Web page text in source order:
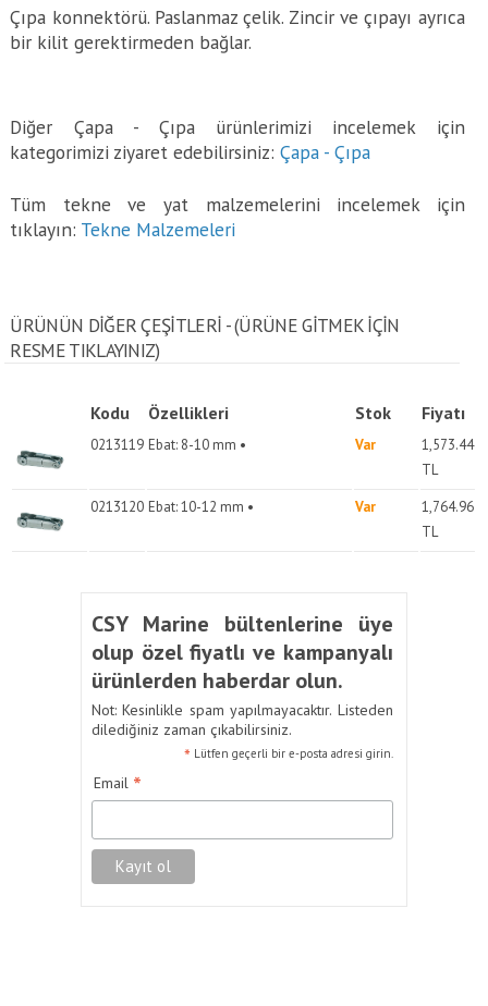
Çıpa konnektörü. Paslanmaz çelik. Zincir ve çıpayı ayrıca
bir kilit gerektirmeden bağlar.
Diğer Çapa - Çıpa ürünlerimizi incelemek için
kategorimizi ziyaret edebilirsiniz:Çapa - Çıpa
Tüm tekne ve yat malzemelerini incelemek için
tıklayın: Tekne Malzemeleri
ÜRÜNÜN DİĞER ÇEŞİTLERİ - (ÜRÜNE GITMEK IÇIN
RESME TIKLAYINIZ)
Kodu Özellikleri Stok Fiyatı
0213119 Ebat: 8-10 mm • Var
1,573.44
TL
0213120 Ebat: 10-12 mm • Var
1,764.96
TL
CSY Marine bültenlerine üye
olup özel fiyatlı ve kampanyalı
ürünlerden haberdar olun.
Not: Kesinlikle spam yapılmayacaktır. Listeden
dilediğiniz zaman çıkabilirsiniz.
* Lütfen geçerli bir e-posta adresi girin.
Email *